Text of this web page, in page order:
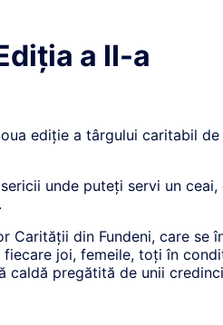
a II-a
ediție a târgului caritabil
unde puteți servi un
din Fundeni, care se
joi, femeile, toți în
caldă pregătită de unii